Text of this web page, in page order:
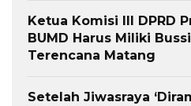
Ketua Komisi III DPRD
BUMD Harus Miliki
Terencana Matang
Setelah Jiwasraya